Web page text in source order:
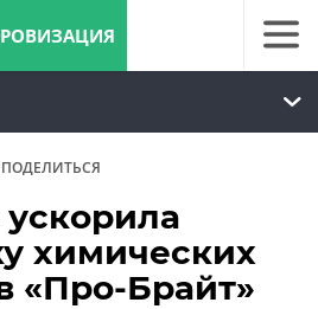
ПОДЕЛИТЬСЯ
ускорила
химических
«Про-Брайт»